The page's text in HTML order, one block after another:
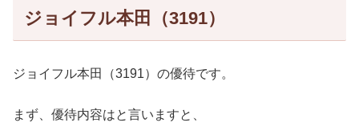
ジョイフル本田（3191）
ジョイフル本田（3191）の優待です。
まず、優待内容はと言いますと、